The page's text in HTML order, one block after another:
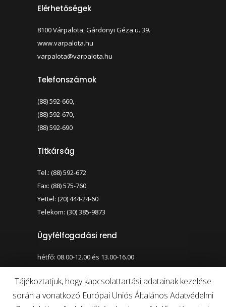
Elérhetőségek
8100 Várpalota, Gárdonyi Géza u. 39.
www.varpalota.hu
varpalota@varpalota.hu
Telefonszámok
(88) 592-660,
(88) 592-670,
(88) 592-690
Titkárság
Tel.: (88) 592-672
Fax: (88) 575-760
Yettel: (20) 444-24-60
Telekom: (30) 385-9873
Ügyfélfogadási rend
hétfő: 08.00-12.00 és 13.00-16.00
szerda: 08.00-12.00 és 13.00-17.00
Nagy kontraszt váltása
Tájékoztatjuk, hogy kapcsolattartási adatainak kezelése
során a vonatkozó Európai Uniós Általános Adatvédelmi